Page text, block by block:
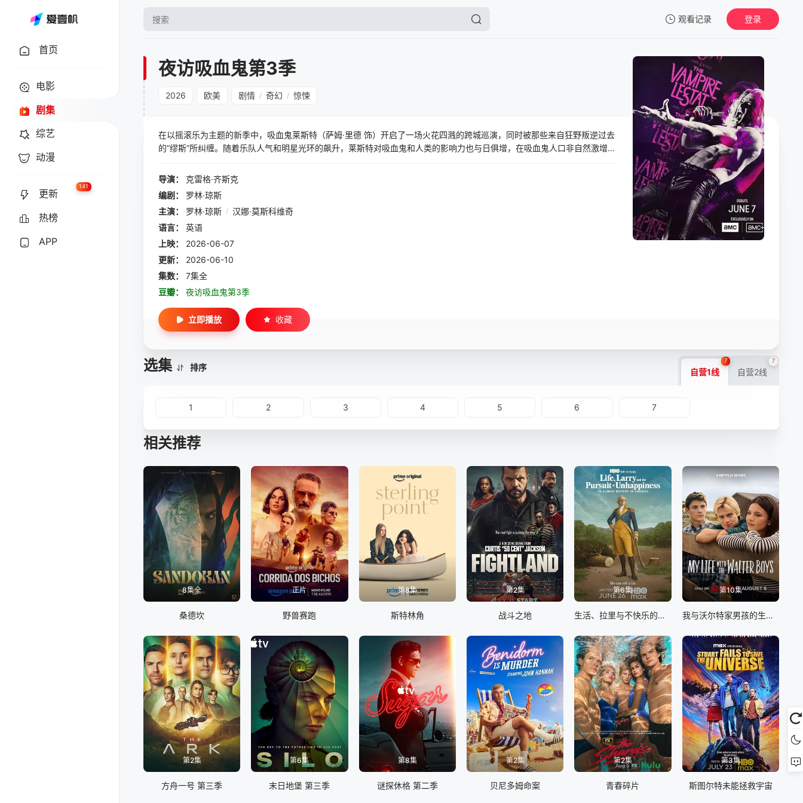
观看记录
暂无观看影片的记录
登录
首页
电影
剧集
综艺
动漫
更新
141
热榜
APP
夜访吸血鬼第3季
2026 欧美 剧情 / 奇幻 / 惊悚
在以摇滚乐为主题的新季中，吸血鬼莱斯特（萨姆·里德 饰）开启了一场火花四溅的跨城巡演，同时被那些来自狂野叛逆过去
的“缪斯”所纠缠。随着乐队人气和明星光环的飙升，莱斯特对吸血鬼和人类的影响力也与日俱增，在吸血鬼人口非自然激增的
导演：
克雷格·齐斯克
编剧：
罗林·琼斯
主演：
罗林·琼斯 / 汉娜·莫斯科维奇
语言：
英语
上映：
2026-06-07
更新：
2026-06-10
集数：
7集全
豆瓣：
夜访吸血鬼第3季
立即播放 收藏
选集 排序 自营1线
7
自营2线
7
1 2 3 4 5 6 7
相关推荐
8集全
桑德坎
正片
野兽赛跑
第8集
斯特林角
第2集
战斗之地
第6集
生活、拉里与不快乐的追求：一部美国史
第10集
我与沃尔特家男孩的生活 第三季
第2集
方舟一号 第三季
第6集
末日地堡 第三季
第8集
谜探休格 第二季
第2集
贝尼多姆命案
第2集
青春碎片
第3集
斯图尔特未能拯救宇宙